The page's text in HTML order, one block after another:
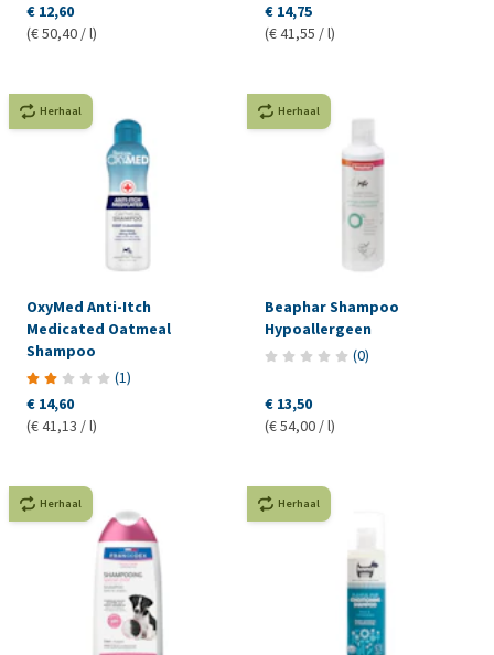
€ 12,60
(€ 50,40 / l)
€ 14,75
(€ 41,55 / l)
Herhaal
OxyMed Anti-Itch
Medicated Oatmeal
Shampoo
(1)
€ 14,60
(€ 41,13 / l)
Herhaal
Beaphar Shampoo
Hypoallergeen
(0)
€ 13,50
(€ 54,00 / l)
Herhaal Herhaal